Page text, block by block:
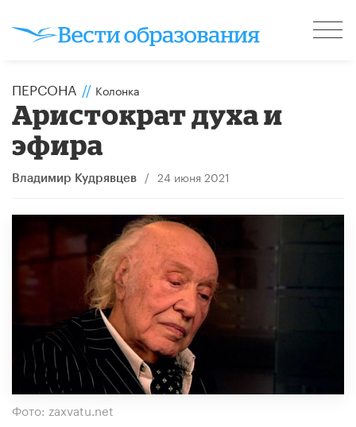
ПЕРСОНА // Колонка
Аристократ духа и
эфира
Владимир Кудрявцев / 24 июня 2021
Фото: zaxvatu.net